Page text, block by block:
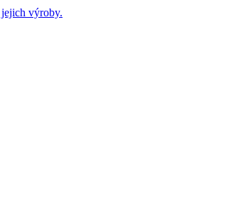
jejich výroby.